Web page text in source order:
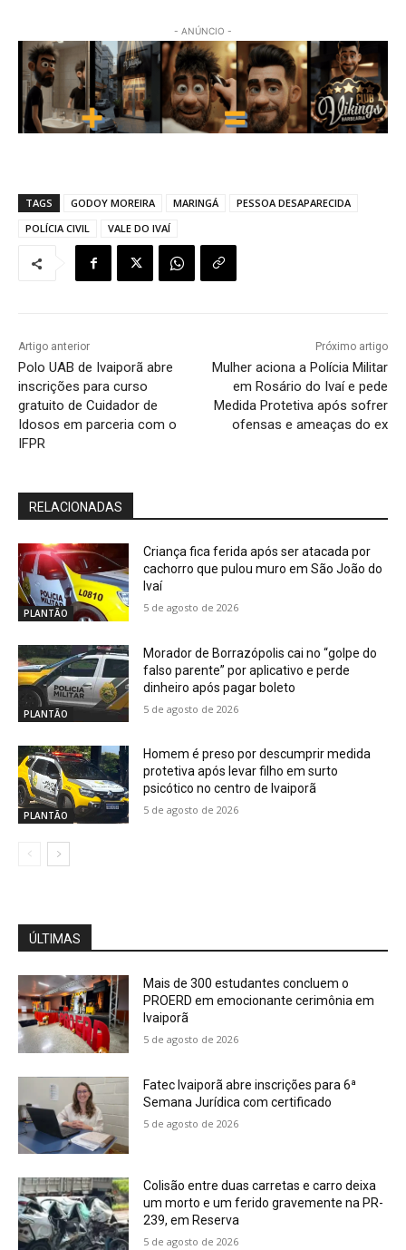
- ANÚNCIO -
TAGS GODOY MOREIRA MARINGÁ
PESSOA DESAPARECIDA
POLÍCIA CIVIL
VALE DO IVAÍ
Artigo anterior
Polo UAB de Ivaiporã abre
inscrições para curso
gratuito de Cuidador de
Idosos em parceria com o
IFPR
Próximo artigo
Mulher aciona a Polícia Militar
em Rosário do Ivaí e pede
Medida Protetiva após sofrer
ofensas e ameaças do ex
RELACIONADAS
PLANTÃO
Criança fica ferida após ser atacada por
cachorro que pulou muro em São João do
Ivaí
5 de agosto de 2026
PLANTÃO
Morador de Borrazópolis cai no “golpe do
falso parente” por aplicativo e perde
dinheiro após pagar boleto
5 de agosto de 2026
PLANTÃO
Homem é preso por descumprir medida
protetiva após levar filho em surto
psicótico no centro de Ivaiporã
5 de agosto de 2026
ÚLTIMAS
Mais de 300 estudantes concluem o
PROERD em emocionante cerimônia em
Ivaiporã
5 de agosto de 2026
Fatec Ivaiporã abre inscrições para 6ª
Semana Jurídica com certificado
5 de agosto de 2026
Colisão entre duas carretas e carro deixa
um morto e um ferido gravemente na PR-
239, em Reserva
5 de agosto de 2026